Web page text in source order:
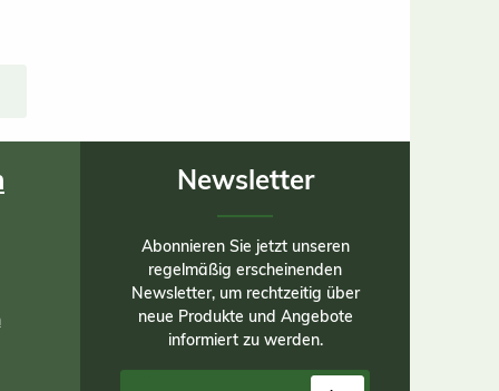
Newsletter
Abonnieren Sie jetzt unseren
regelmäßig erscheinenden
Newsletter, um rechtzeitig über
neue Produkte und Angebote
informiert zu werden.
E-Mail-Adresse*